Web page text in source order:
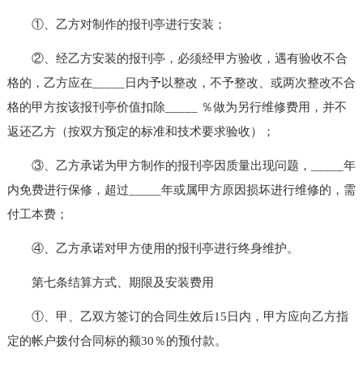
①、乙方对制作的报刊亭进行安装；
②、经乙方安装的报刊亭，必须经甲方验收，遇有验收不合
格的，乙方应在_____日内予以整改，不予整改、或两次整改不合
格的甲方按该报刊亭价值扣除_____ ％做为另行维修费用，并不
返还乙方（按双方预定的标准和技术要求验收）；
③、乙方承诺为甲方制作的报刊亭因质量出现问题，_____年
内免费进行保修，超过_____年或属甲方原因损坏进行维修的，需
付工本费；
④、乙方承诺对甲方使用的报刊亭进行终身维护。
第七条结算方式、期限及安装费用
①、甲、乙双方签订的合同生效后15日内，甲方应向乙方指
定的帐户拨付合同标的额30％的预付款。